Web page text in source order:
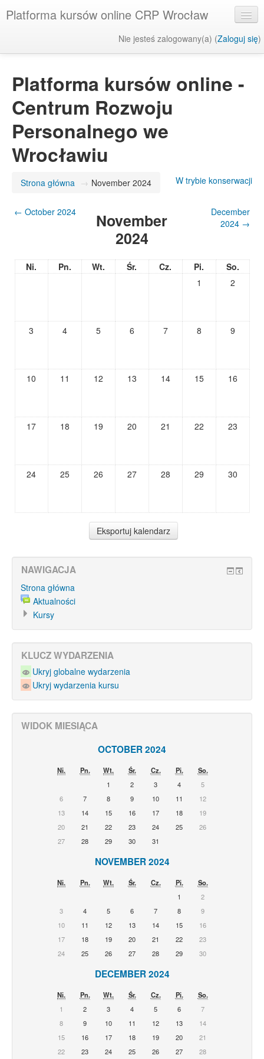
Platforma kursów online CRP Wrocław
Nie jesteś zalogowany(a) (Zaloguj się)
Platforma kursów online -
Centrum Rozwoju
Personalnego we
Wrocławiu
Strona główna → November 2024 W trybie konserwacji
← October 2024
November
2024
December
2024 →
Ni. Pn. Wt. Śr. Cz. Pi.
So.
1
2
3 4 5 6 7 8 9
10 11 12 13 14 15 16
17 18 19 20 21 22 23
24 25 26 27 28 29 30
NAWIGACJA
Strona główna
Aktualności
Kursy
KLUCZ WYDARZENIA
Ukryj globalne wydarzenia
Ukryj wydarzenia kursu
WIDOK MIESIĄCA
OCTOBER 2024
Ni. Pn. Wt. Śr. Cz. Pi.
So.
1
2 3 4
5
6
7 8 9 10 11
12
13
14 15 16 17 18
19
20
21 22 23 24 25
26
27
28 29 30 31
NOVEMBER 2024
Ni. Pn. Wt. Śr. Cz. Pi.
So.
1
2
3
4 5 6 7 8
9
10
11 12 13 14 15
16
17
18 19 20 21 22
23
24
25 26 27 28 29 30
DECEMBER 2024
Ni. Pn. Wt. Śr. Cz. Pi.
So.
1
2 3 4 5 6
7
8
9 10 11 12 13
14
15
16 17 18 19 20
21
22
23 24 25 26 27 28